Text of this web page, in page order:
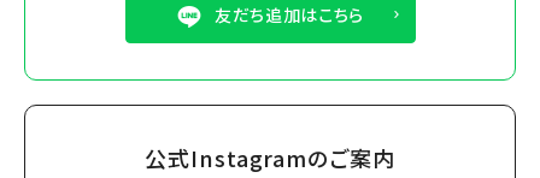
友だち追加はこちら
公式Instagramのご案内